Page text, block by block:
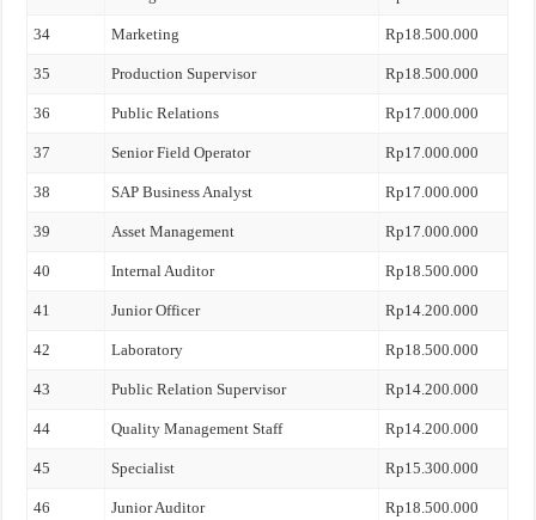
34 Marketing Rp18.500.000
35 Production Supervisor Rp18.500.000
36 Public Relations Rp17.000.000
37 Senior Field Operator Rp17.000.000
38 SAP Business Analyst Rp17.000.000
39 Asset Management Rp17.000.000
40 Internal Auditor Rp18.500.000
41 Junior Officer Rp14.200.000
42 Laboratory Rp18.500.000
43 Public Relation Supervisor Rp14.200.000
44 Quality Management Staff Rp14.200.000
45 Specialist Rp15.300.000
46 Junior Auditor Rp18.500.000